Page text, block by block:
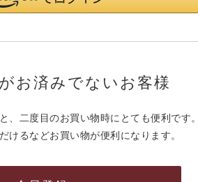
お済みでないお客様
、二度目のお買い物時にとても便利です
けるなどお買い物が便利になります。